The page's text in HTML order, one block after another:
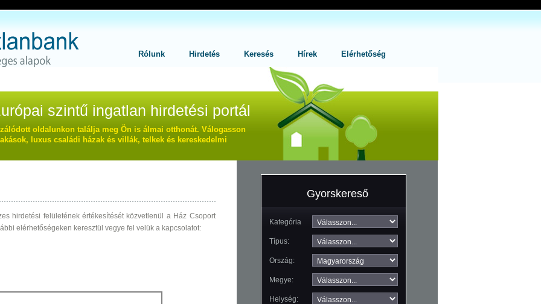
Rólunk Hirdetés Keresés Hírek Elérhetőség
szintű ingatlan hirdetési portál
oldalunkon találja meg Ön is álmai otthonát. Válogasson
luxus családi házak és villák, telkek és kereskedelmi
hirdetési felületének értékesítését közvetlenül a Ház Csoport
elérhetőségeken keresztül vegye fel velük a kapcsolatot:
Gyorskereső
Kategória
Típus:
Ország:
Megye:
Helység: